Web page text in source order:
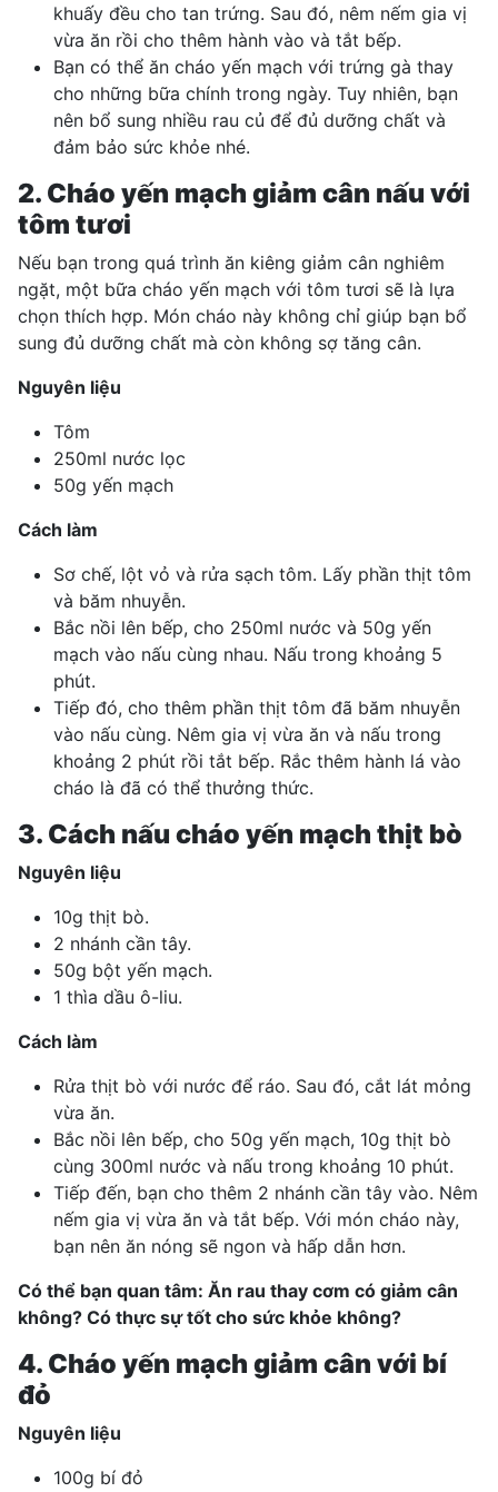
khuấy đều cho tan trứng. Sau đó, nêm nếm gia vị
vừa ăn rồi cho thêm hành vào và tắt bếp.
Bạn có thể ăn cháo yến mạch với trứng gà thay
cho những bữa chính trong ngày. Tuy nhiên, bạn
nên bổ sung nhiều rau củ để đủ dưỡng chất và
đảm bảo sức khỏe nhé.
2. Cháo yến mạch giảm cân nấu với
tôm tươi
Nếu bạn trong quá trình ăn kiêng giảm cân nghiêm
ngặt, một bữa cháo yến mạch với tôm tươi sẽ là lựa
chọn thích hợp. Món cháo này không chỉ giúp bạn bổ
sung đủ dưỡng chất mà còn không sợ tăng cân.
Nguyên liệu
Tôm
250ml nước lọc
50g yến mạch
Cách làm
Sơ chế, lột vỏ và rửa sạch tôm. Lấy phần thịt tôm
và băm nhuyễn.
Bắc nồi lên bếp, cho 250ml nước và 50g yến
mạch vào nấu cùng nhau. Nấu trong khoảng 5
phút.
Tiếp đó, cho thêm phần thịt tôm đã băm nhuyễn
vào nấu cùng. Nêm gia vị vừa ăn và nấu trong
khoảng 2 phút rồi tắt bếp. Rắc thêm hành lá vào
cháo là đã có thể thưởng thức.
3. Cách nấu cháo yến mạch thịt bò
Nguyên liệu
10g thịt bò.
2 nhánh cần tây.
50g bột yến mạch.
1 thìa dầu ô-liu.
Cách làm
Rửa thịt bò với nước để ráo. Sau đó, cắt lát mỏng
vừa ăn.
Bắc nồi lên bếp, cho 50g yến mạch, 10g thịt bò
cùng 300ml nước và nấu trong khoảng 10 phút.
Tiếp đến, bạn cho thêm 2 nhánh cần tây vào. Nêm
nếm gia vị vừa ăn và tắt bếp. Với món cháo này,
bạn nên ăn nóng sẽ ngon và hấp dẫn hơn.
Có thể bạn quan tâm: Ăn rau thay cơm có giảm cân
không? Có thực sự tốt cho sức khỏe không?
4. Cháo yến mạch giảm cân với bí
đỏ
Nguyên liệu
100g bí đỏ